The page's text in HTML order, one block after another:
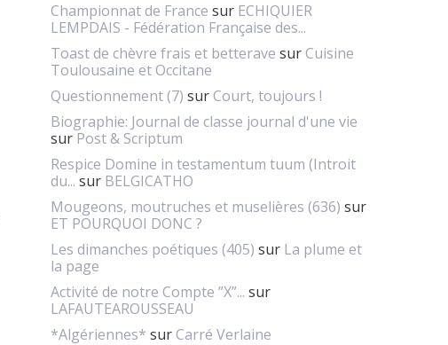
Championnat de France sur ECHIQUIER
LEMPDAIS - Fédération Française des...
Toast de chèvre frais et betterave sur Cuisine
Toulousaine et Occitane
Questionnement (7) sur Court, toujours !
Biographie: Journal de classe journal d'une vie
sur Post & Scriptum
Respice Domine in testamentum tuum (Introit
du... sur BELGICATHO
Mougeons, moutruches et muselières (636) sur
ET POURQUOI DONC ?
Les dimanches poétiques (405) sur La plume et
la page
Activité de notre Compte ”X”... sur
LAFAUTEAROUSSEAU
*Algériennes* sur Carré Verlaine